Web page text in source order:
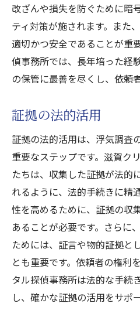
改ざんや損失を防ぐために暗
ティ対策が施されます。また
適切かつ安全であることが重
偵事務所では、長年培った経
の保管に最善を尽くし、依頼
証拠の法的活用
証拠の法的活用は、浮気調査
重要なステップです。滋賀ク
たちは、収集した証拠が法的
れるように、法的手続きに精
性を高めるために、証拠の収
あることが必要です。さらに
ためには、証言や物的証拠と
とも重要です。依頼者の権利
タル探偵事務所は法的な手続
し、確かな証拠の活用をサポ